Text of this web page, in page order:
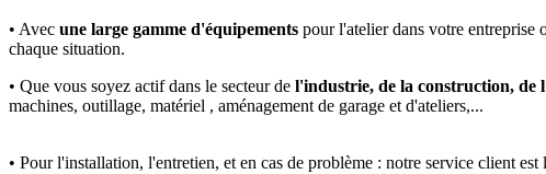
• Avec une large gamme d'équipements pour l'atelier dans votre entreprise
chaque situation.
• Que vous soyez actif dans le secteur de l'industrie, de la construction, de
machines, outillage, matériel , aménagement de garage et d'ateliers,...
• Pour l'installation, l'entretien, et en cas de problème : notre service client